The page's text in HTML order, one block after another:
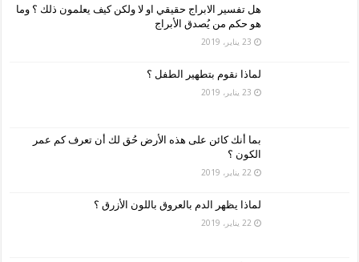
هل تفسير الابراج حقيقي او لا ولكن كيف يعلمون ذلك ؟ وما
هو حكم من يُصدق الأبراج
23 يناير، 2019
لماذا نقوم بتطهير الطفل ؟
23 يناير، 2019
بما أنك كائن على هذه الأرض حُق لك أن تعرف كم عمر
الكون ؟
22 يناير، 2019
لماذا يظهر الدم بالعروق باللون الأزرق ؟
22 يناير، 2019